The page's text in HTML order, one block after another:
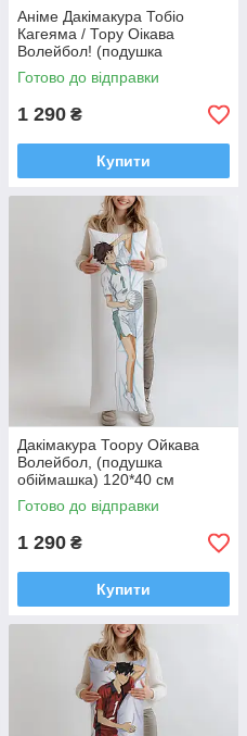
Аніме Дакімакура Тобіо
Кагеяма / Тору Оікава
Волейбол! (подушка
обіймашка) 120*40 см
Готово до відправки
1 290 ₴
Купити
Дакімакура Тоору Ойкава
Волейбол, (подушка
обіймашка) 120*40 см
Готово до відправки
1 290 ₴
Купити